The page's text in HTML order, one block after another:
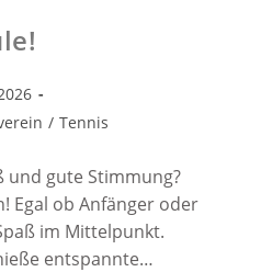
/ Tennis
und gute Stimmung?
Egal ob Anfänger oder
im Mittelpunkt.
entspannte…